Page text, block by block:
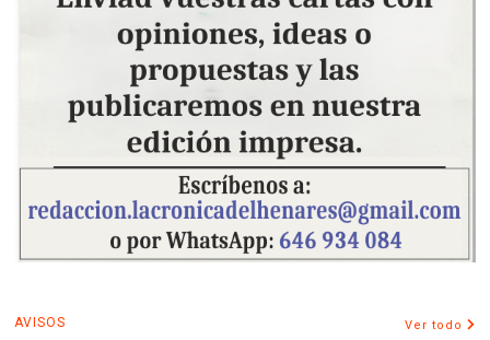
AVISOS Ver todo